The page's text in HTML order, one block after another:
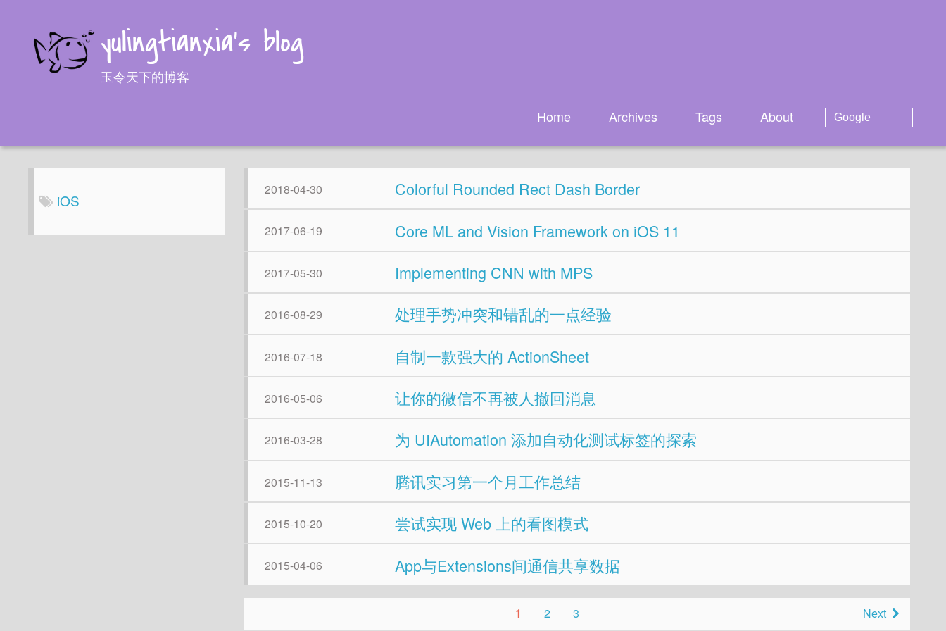
yulingtianxia's blog
玉令天下的博客
Home Archives Tags About
iOS
2018-04-30 Colorful Rounded Rect Dash Border
2017-06-19 Core ML and Vision Framework on iOS 11
2017-05-30 Implementing CNN with MPS
2016-08-29 处理手势冲突和错乱的一点经验
2016-07-18 自制一款强大的 ActionSheet
2016-05-06 让你的微信不再被人撤回消息
2016-03-28 为 UIAutomation 添加自动化测试标签的探索
2015-11-13 腾讯实习第一个月工作总结
2015-10-20 尝试实现 Web 上的看图模式
2015-04-06 App与Extensions间通信共享数据
1 2 3 Next